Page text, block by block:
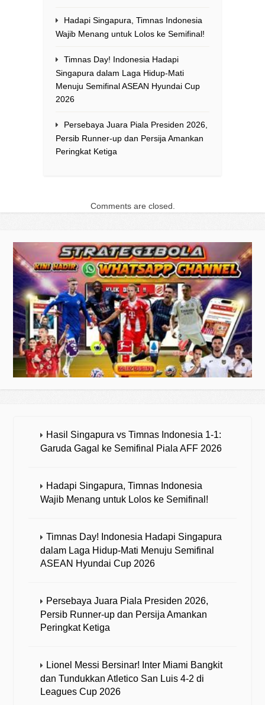
Hadapi Singapura, Timnas Indonesia
Wajib Menang untuk Lolos ke Semifinal!
Timnas Day! Indonesia Hadapi
Singapura dalam Laga Hidup-Mati
Menuju Semifinal ASEAN Hyundai Cup
2026
Persebaya Juara Piala Presiden 2026,
Persib Runner-up dan Persija Amankan
Peringkat Ketiga
Comments are closed.
Hasil Singapura vs Timnas Indonesia 1-1:
Garuda Gagal ke Semifinal Piala AFF 2026
Hadapi Singapura, Timnas Indonesia
Wajib Menang untuk Lolos ke Semifinal!
Timnas Day! Indonesia Hadapi Singapura
dalam Laga Hidup-Mati Menuju Semifinal
ASEAN Hyundai Cup 2026
Persebaya Juara Piala Presiden 2026,
Persib Runner-up dan Persija Amankan
Peringkat Ketiga
Lionel Messi Bersinar! Inter Miami Bangkit
dan Tundukkan Atletico San Luis 4-2 di
Leagues Cup 2026